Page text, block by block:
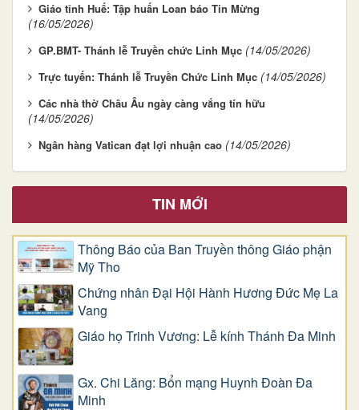
Giáo tỉnh Huế: Tập huấn Loan báo Tin Mừng
(16/05/2026)
GP.BMT- Thánh lễ Truyền chức Linh Mục (14/05/2026)
Trực tuyến: Thánh lễ Truyền Chức Linh Mục (14/05/2026)
Các nhà thờ Châu Âu ngày càng vắng tín hữu
(14/05/2026)
Ngân hàng Vatican đạt lợi nhuận cao (14/05/2026)
TIN MỚI
Thông Báo của Ban Truyền thông Giáo phận
Mỹ Tho
Chứng nhân Đại Hội Hành Hương Đức Mẹ La
Vang
Giáo họ Trinh Vương: Lễ kính Thánh Đa Minh
Gx. Chi Lăng: Bổn mạng Huynh Đoàn Đa
Minh